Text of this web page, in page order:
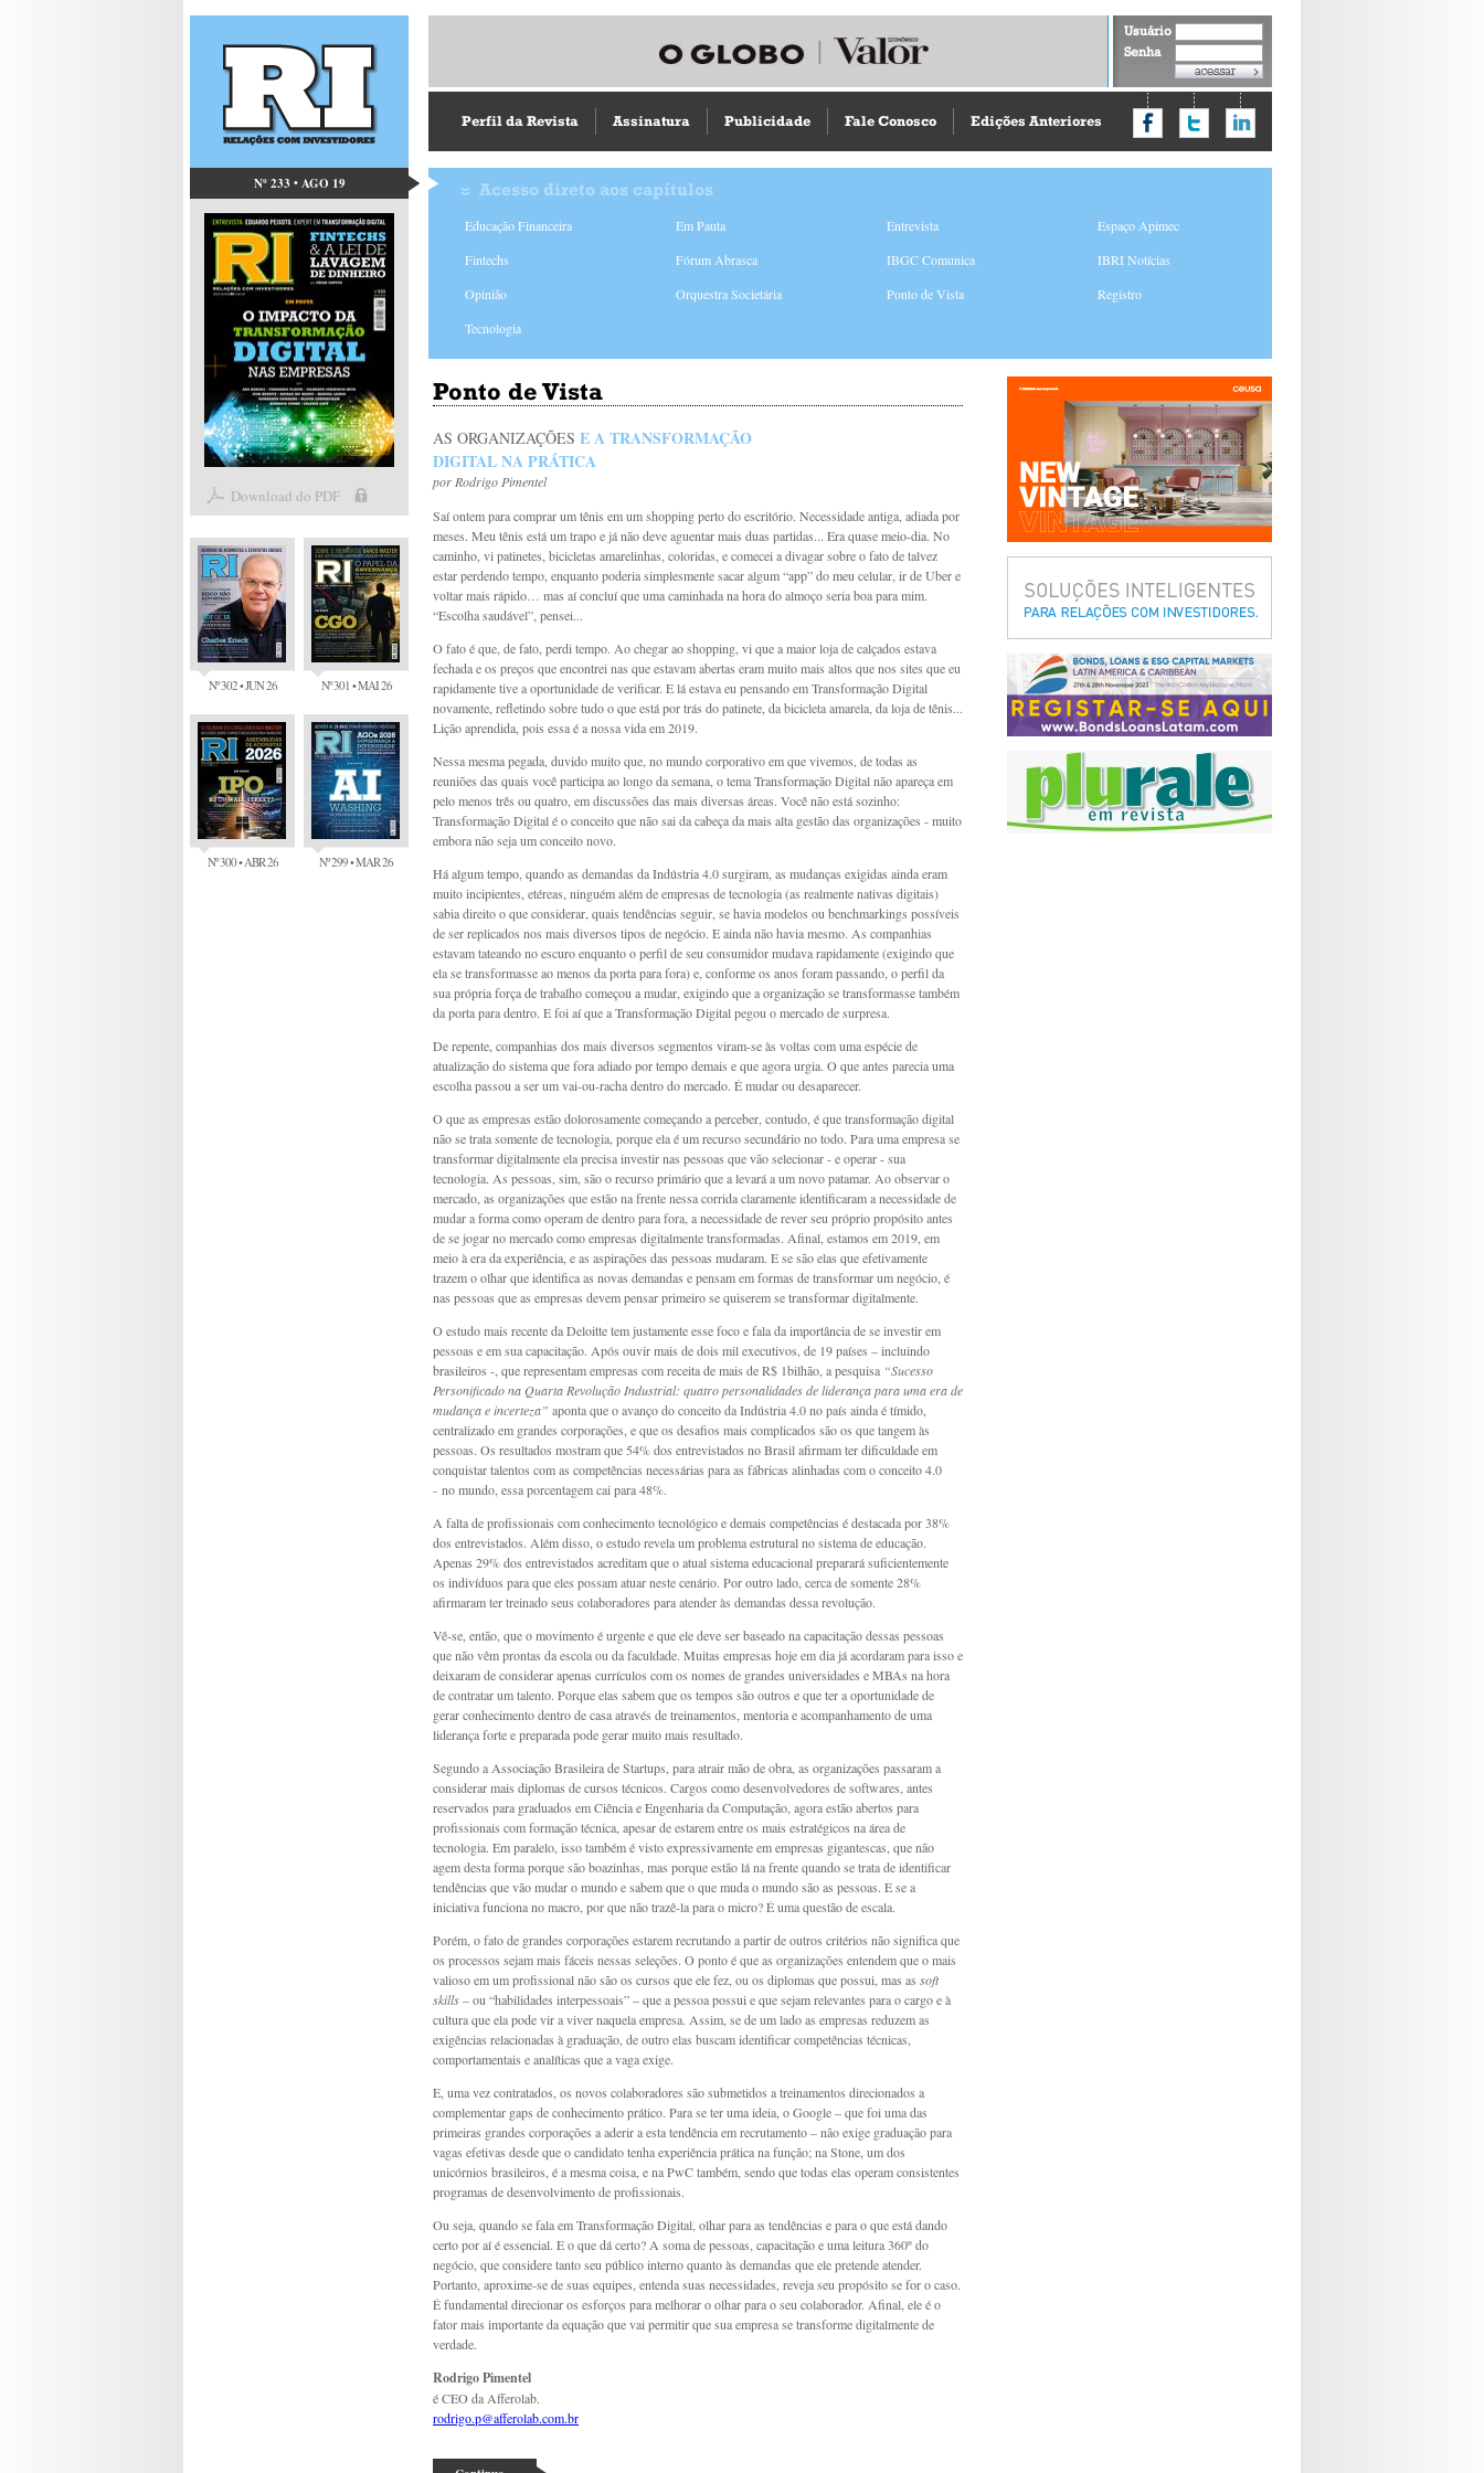
Nº 233 • AGO 19
Download do PDF
Nº 302 • JUN 26 Nº 301 • MAI 26
Nº 300 • ABR 26 Nº 299 • MAR 26
Usuário
Senha
Perfil da Revista Assinatura Publicidade Fale Conosco Edições Anteriores
Acesso direto aos capítulos
Educação Financeira Em Pauta Entrevista
Espaço Apimec
Fintechs
Fórum Abrasca IBGC Comunica
IBRI Notícias
Opinião
Orquestra Societária Ponto de Vista
Registro
Tecnologia
Ponto de Vista
AS ORGANIZAÇÕES E A TRANSFORMAÇÃO
DIGITAL NA PRÁTICA
porRodrigo Pimentel
Saí ontem para comprar um tênis em um shopping perto do escritório. Necessidade antiga, adiada por
meses. Meu tênis está um trapo e já não deve aguentar mais duas partidas... Era quase meio-dia. No
caminho, vi patinetes, bicicletas amarelinhas, coloridas, e comecei a divagar sobre o fato de talvez
estar perdendo tempo, enquanto poderia simplesmente sacar algum “app” do meu celular, ir de Uber e
voltar mais rápido… mas aí concluí que uma caminhada na hora do almoço seria boa para mim.
“Escolha saudável”, pensei...
O fato é que, de fato, perdi tempo. Ao chegar ao shopping, vi que a maior loja de calçados estava
fechada e os preços que encontrei nas que estavam abertas eram muito mais altos que nos sites que eu
rapidamente tive a oportunidade de verificar. E lá estava eu pensando em Transformação Digital
novamente, refletindo sobre tudo o que está por trás do patinete, da bicicleta amarela, da loja de tênis...
Lição aprendida, pois essa é a nossa vida em 2019.
Nessa mesma pegada, duvido muito que, no mundo corporativo em que vivemos, de todas as
reuniões das quais você participa ao longo da semana, o tema Transformação Digital não apareça em
pelo menos três ou quatro, em discussões das mais diversas áreas. Você não está sozinho:
Transformação Digital é o conceito que não sai da cabeça da mais alta gestão das organizações - muito
embora não seja um conceito novo.
Há algum tempo, quando as demandas da Indústria 4.0 surgiram, as mudanças exigidas ainda eram
muito incipientes, etéreas, ninguém além de empresas de tecnologia (as realmente nativas digitais)
sabia direito o que considerar, quais tendências seguir, se havia modelos ou benchmarkings possíveis
de ser replicados nos mais diversos tipos de negócio. E ainda não havia mesmo. As companhias
estavam tateando no escuro enquanto o perfil de seu consumidor mudava rapidamente (exigindo que
ela se transformasse ao menos da porta para fora) e, conforme os anos foram passando, o perfil da
sua própria força de trabalho começou a mudar, exigindo que a organização se transformasse também
da porta para dentro. E foi aí que a Transformação Digital pegou o mercado de surpresa.
De repente, companhias dos mais diversos segmentos viram-se às voltas com uma espécie de
atualização do sistema que fora adiado por tempo demais e que agora urgia. O que antes parecia uma
escolha passou a ser um vai-ou-racha dentro do mercado. É mudar ou desaparecer.
O que as empresas estão dolorosamente começando a perceber, contudo, é que transformação digital
não se trata somente de tecnologia, porque ela é um recurso secundário no todo. Para uma empresa se
transformar digitalmente ela precisa investir nas pessoas que vão selecionar - e operar - sua
tecnologia. As pessoas, sim, são o recurso primário que a levará a um novo patamar. Ao observar o
mercado, as organizações que estão na frente nessa corrida claramente identificaram a necessidade de
mudar a forma como operam de dentro para fora, a necessidade de rever seu próprio propósito antes
de se jogar no mercado como empresas digitalmente transformadas. Afinal, estamos em 2019, em
meio à era da experiência, e as aspirações das pessoas mudaram. E se são elas que efetivamente
trazem o olhar que identifica as novas demandas e pensam em formas de transformar um negócio, é
nas pessoas que as empresas devem pensar primeiro se quiserem se transformar digitalmente.
O estudo mais recente da Deloitte tem justamente esse foco e fala da importância de se investir em
pessoas e em sua capacitação. Após ouvir mais de dois mil executivos, de 19 países – incluindo
brasileiros -, que representam empresas com receita de mais de R$ 1bilhão, a pesquisa “Sucesso
Personificado na Quarta Revolução Industrial: quatro personalidades de liderança para uma era de
mudança e incerteza” aponta que o avanço do conceito da Indústria 4.0 no país ainda é tímido,
centralizado em grandes corporações, e que os desafios mais complicados são os que tangem às
pessoas. Os resultados mostram que 54% dos entrevistados no Brasil afirmam ter dificuldade em
conquistar talentos com as competências necessárias para as fábricas alinhadas com o conceito 4.0
- no mundo, essa porcentagem cai para 48%.
A falta de profissionais com conhecimento tecnológico e demais competências é destacada por 38%
dos entrevistados. Além disso, o estudo revela um problema estrutural no sistema de educação.
Apenas 29% dos entrevistados acreditam que o atual sistema educacional preparará suficientemente
os indivíduos para que eles possam atuar neste cenário. Por outro lado, cerca de somente 28%
afirmaram ter treinado seus colaboradores para atender às demandas dessa revolução.
Vê-se, então, que o movimento é urgente e que ele deve ser baseado na capacitação dessas pessoas
que não vêm prontas da escola ou da faculdade. Muitas empresas hoje em dia já acordaram para isso e
deixaram de considerar apenas currículos com os nomes de grandes universidades e MBAs na hora
de contratar um talento. Porque elas sabem que os tempos são outros e que ter a oportunidade de
gerar conhecimento dentro de casa através de treinamentos, mentoria e acompanhamento de uma
liderança forte e preparada pode gerar muito mais resultado.
Segundo a Associação Brasileira de Startups, para atrair mão de obra, as organizações passaram a
considerar mais diplomas de cursos técnicos. Cargos como desenvolvedores de softwares, antes
reservados para graduados em Ciência e Engenharia da Computação, agora estão abertos para
profissionais com formação técnica, apesar de estarem entre os mais estratégicos na área de
tecnologia. Em paralelo, isso também é visto expressivamente em empresas gigantescas, que não
agem desta forma porque são boazinhas, mas porque estão lá na frente quando se trata de identificar
tendências que vão mudar o mundo e sabem que o que muda o mundo são as pessoas. E se a
iniciativa funciona no macro, por que não trazê-la para o micro? É uma questão de escala.
Porém, o fato de grandes corporações estarem recrutando a partir de outros critérios não significa que
os processos sejam mais fáceis nessas seleções. O ponto é que as organizações entendem que o mais
valioso em um profissional não são os cursos que ele fez, ou os diplomas que possui, mas as soft
skills– ou “habilidades interpessoais” – que a pessoa possui e que sejam relevantes para o cargo e à
cultura que ela pode vir a viver naquela empresa. Assim, se de um lado as empresas reduzem as
exigências relacionadas à graduação, de outro elas buscam identificar competências técnicas,
comportamentais e analíticas que a vaga exige.
E, uma vez contratados, os novos colaboradores são submetidos a treinamentos direcionados a
complementar gaps de conhecimento prático. Para se ter uma ideia, o Google – que foi uma das
primeiras grandes corporações a aderir a esta tendência em recrutamento – não exige graduação para
vagas efetivas desde que o candidato tenha experiência prática na função; na Stone, um dos
unicórnios brasileiros, é a mesma coisa, e na PwC também, sendo que todas elas operam consistentes
programas de desenvolvimento de profissionais.
Ou seja, quando se fala em Transformação Digital, olhar para as tendências e para o que está dando
certo por aí é essencial. E o que dá certo? A soma de pessoas, capacitação e uma leitura 360º do
negócio, que considere tanto seu público interno quanto às demandas que ele pretende atender.
Portanto, aproxime-se de suas equipes, entenda suas necessidades, reveja seu propósito se for o caso.
É fundamental direcionar os esforços para melhorar o olhar para o seu colaborador. Afinal, ele é o
fator mais importante da equação que vai permitir que sua empresa se transforme digitalmente de
verdade.
Rodrigo Pimentel
é CEO da Afferolab.
rodrigo.p@afferolab.com.br